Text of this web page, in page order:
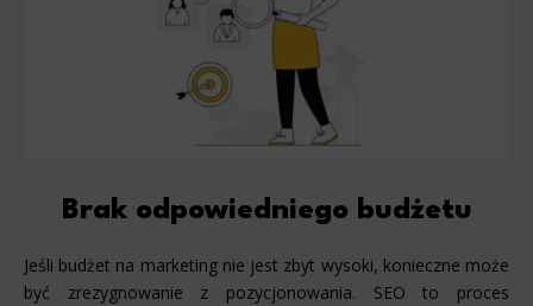
Brak odpowiedniego budżetu
Jeśli budżet na marketing nie jest zbyt wysoki, konieczne może
być zrezygnowanie z pozycjonowania. SEO to proces